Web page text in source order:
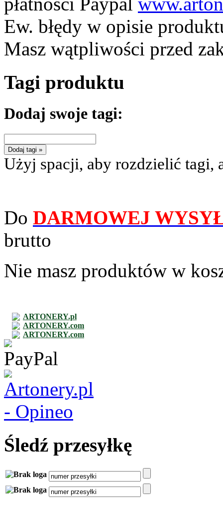
Ew. błędy w opisie
Masz wątpliwości przed
Tagi produktu
Dodaj swoje tagi:
Dodaj tagi »
Użyj spacji, aby rozdzielić tagi,
Do DARMOWEJ
brutto
Nie masz produktów w
ARTONERY.pl
ARTONERY.com
ARTONERY.com
Śledź przesyłkę